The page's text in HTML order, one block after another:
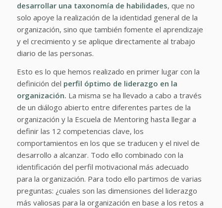
desarrollar una taxonomía de habilidades, que no
solo apoye la realización de la identidad general de la
organización, sino que también fomente el aprendizaje
y el crecimiento y se aplique directamente al trabajo
diario de las personas.
Esto es lo que hemos realizado en primer lugar con la
definición del perfil óptimo de liderazgo en la
organización. La misma se ha llevado a cabo a través
de un diálogo abierto entre diferentes partes de la
organización y la Escuela de Mentoring hasta llegar a
definir las 12 competencias clave, los
comportamientos en los que se traducen y el nivel de
desarrollo a alcanzar. Todo ello combinado con la
identificación del perfil motivacional más adecuado
para la organización. Para todo ello partimos de varias
preguntas: ¿cuales son las dimensiones del liderazgo
más valiosas para la organización en base a los retos a